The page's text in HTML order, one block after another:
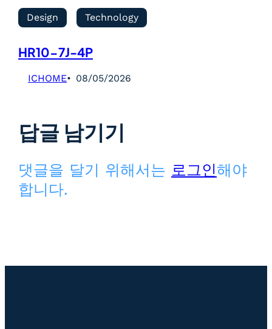
Design Technology
HR10-7J-4P
ICHOME 08/05/2026
답글 남기기
댓글을 달기 위해서는 로그인해야
합니다.